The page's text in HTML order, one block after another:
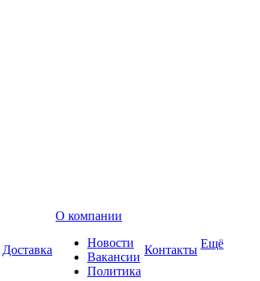
Доставка
О компании
Новости
Вакансии
Политика
Контакты Ещё